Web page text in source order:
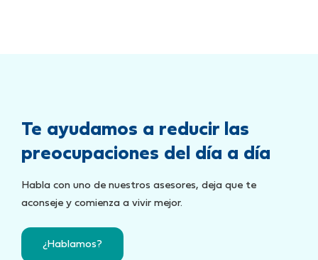
Te ayudamos a reducir las
preocupaciones del día a día
Habla con uno de nuestros asesores, deja que te
aconseje y comienza a vivir mejor.
¿Hablamos?